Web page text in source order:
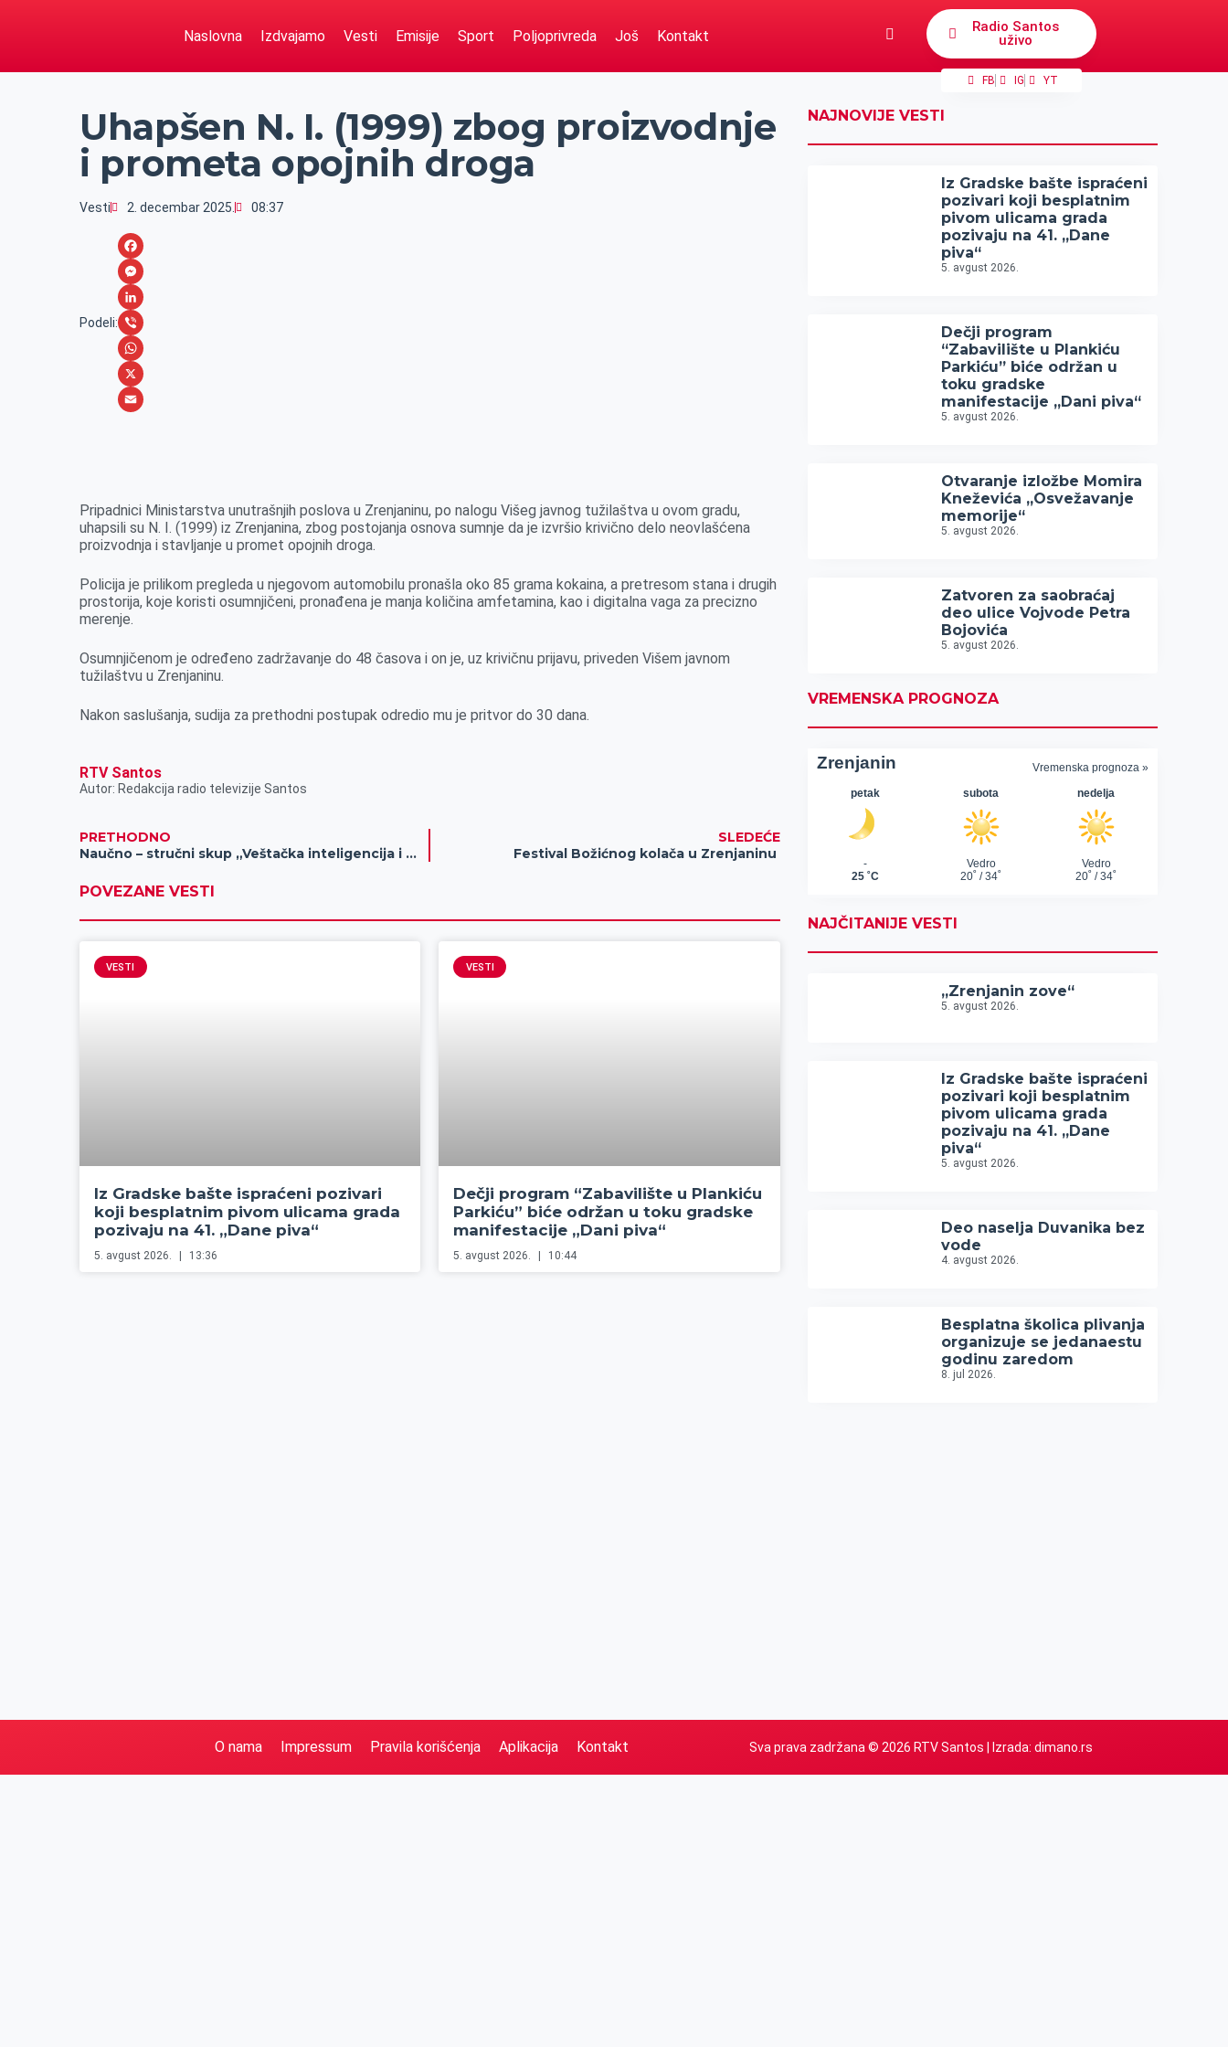
Naslovna Izdvajamo Vesti Emisije Sport Poljoprivreda Još Kontakt
Radio Santos
uživo
FB IG YT
Uhapšen N. I. (1999) zbog proizvodnje
i prometa opojnih droga
Vesti 2. decembar 2025. 08:37
Podeli:
F
a
c
e
b
o
M
e
s
s
e
r
L
i
n
k
n
V
i
b
W
h
A
p
p
X
i
l
Pripadnici Ministarstva unutrašnjih poslova u Zrenjaninu, po nalogu Višeg javnog tužilaštva u ovom gradu,
uhapsili su N. I. (1999) iz Zrenjanina, zbog postojanja osnova sumnje da je izvršio krivično delo neovlašćena
proizvodnja i stavljanje u promet opojnih droga.
Policija je prilikom pregleda u njegovom automobilu pronašla oko 85 grama kokaina, a pretresom stana i drugih
prostorija, koje koristi osumnjičeni, pronađena je manja količina amfetamina, kao i digitalna vaga za precizno
merenje.
Osumnjičenom je određeno zadržavanje do 48 časova i on je, uz krivičnu prijavu, priveden Višem javnom
tužilaštvu u Zrenjaninu.
Nakon saslušanja, sudija za prethodni postupak odredio mu je pritvor do 30 dana.
RTV Santos
Autor: Redakcija radio televizije Santos
PRETHODNO
Naučno – stručni skup „Veštačka inteligencija i njena primena“
SLEDEĆE
Festival Božićnog kolača u Zrenjaninu
POVEZANE VESTI
VESTI
Iz Gradske bašte ispraćeni pozivari
koji besplatnim pivom ulicama grada
pozivaju na 41. „Dane piva“
5. avgust 2026. 13:36
VESTI
Dečji program “Zabavilište u Plankiću
Parkiću” biće održan u toku gradske
manifestacije „Dani piva“
5. avgust 2026. 10:44
NAJNOVIJE VESTI
Iz Gradske bašte ispraćeni
pozivari koji besplatnim
pivom ulicama grada
pozivaju na 41. „Dane
piva“
5. avgust 2026.
Dečji program
“Zabavilište u Plankiću
Parkiću” biće održan u
toku gradske
manifestacije „Dani piva“
5. avgust 2026.
Otvaranje izložbe Momira
Kneževića „Osvežavanje
memorije“
5. avgust 2026.
Zatvoren za saobraćaj
deo ulice Vojvode Petra
Bojovića
5. avgust 2026.
VREMENSKA PROGNOZA
NAJČITANIJE VESTI
„Zrenjanin zove“
5. avgust 2026.
Iz Gradske bašte ispraćeni
pozivari koji besplatnim
pivom ulicama grada
pozivaju na 41. „Dane
piva“
5. avgust 2026.
Deo naselja Duvanika bez
vode
4. avgust 2026.
Besplatna školica plivanja
organizuje se jedanaestu
godinu zaredom
8. jul 2026.
O nama Impressum Pravila korišćenja Aplikacija Kontakt Sva prava zadržana © 2026 RTV Santos | Izrada: dimano.rs